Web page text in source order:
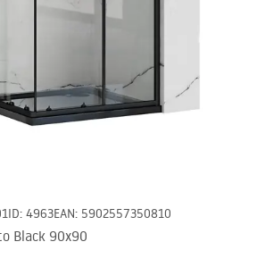
ID: 4963EAN: 5902557350810
Black 90x90